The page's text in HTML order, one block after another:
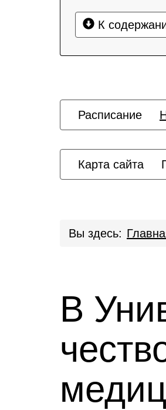
К
Расписание
Карта сайта
Вы здесь:
В